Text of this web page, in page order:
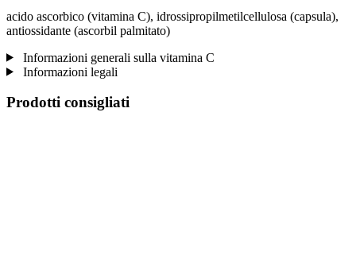
acido ascorbico (vitamina C), idrossipropilmetilcellulosa (capsula),
antiossidante (ascorbil palmitato)
Informazioni generali sulla vitamina C
Informazioni legali
Prodotti consigliati